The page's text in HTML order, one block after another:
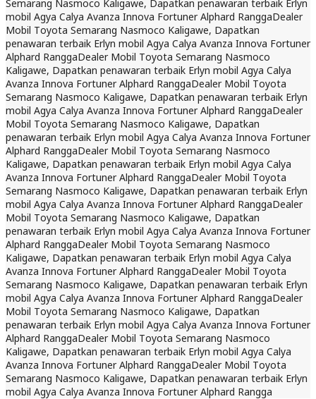
Semarang Nasmoco Kaligawe, Dapatkan penawaran terbaik Erlyn
mobil Agya Calya Avanza Innova Fortuner Alphard RanggaDealer
Mobil Toyota Semarang Nasmoco Kaligawe, Dapatkan
penawaran terbaik Erlyn mobil Agya Calya Avanza Innova Fortuner
Alphard RanggaDealer Mobil Toyota Semarang Nasmoco
Kaligawe, Dapatkan penawaran terbaik Erlyn mobil Agya Calya
Avanza Innova Fortuner Alphard RanggaDealer Mobil Toyota
Semarang Nasmoco Kaligawe, Dapatkan penawaran terbaik Erlyn
mobil Agya Calya Avanza Innova Fortuner Alphard RanggaDealer
Mobil Toyota Semarang Nasmoco Kaligawe, Dapatkan
penawaran terbaik Erlyn mobil Agya Calya Avanza Innova Fortuner
Alphard RanggaDealer Mobil Toyota Semarang Nasmoco
Kaligawe, Dapatkan penawaran terbaik Erlyn mobil Agya Calya
Avanza Innova Fortuner Alphard RanggaDealer Mobil Toyota
Semarang Nasmoco Kaligawe, Dapatkan penawaran terbaik Erlyn
mobil Agya Calya Avanza Innova Fortuner Alphard RanggaDealer
Mobil Toyota Semarang Nasmoco Kaligawe, Dapatkan
penawaran terbaik Erlyn mobil Agya Calya Avanza Innova Fortuner
Alphard RanggaDealer Mobil Toyota Semarang Nasmoco
Kaligawe, Dapatkan penawaran terbaik Erlyn mobil Agya Calya
Avanza Innova Fortuner Alphard RanggaDealer Mobil Toyota
Semarang Nasmoco Kaligawe, Dapatkan penawaran terbaik Erlyn
mobil Agya Calya Avanza Innova Fortuner Alphard RanggaDealer
Mobil Toyota Semarang Nasmoco Kaligawe, Dapatkan
penawaran terbaik Erlyn mobil Agya Calya Avanza Innova Fortuner
Alphard RanggaDealer Mobil Toyota Semarang Nasmoco
Kaligawe, Dapatkan penawaran terbaik Erlyn mobil Agya Calya
Avanza Innova Fortuner Alphard RanggaDealer Mobil Toyota
Semarang Nasmoco Kaligawe, Dapatkan penawaran terbaik Erlyn
mobil Agya Calya Avanza Innova Fortuner Alphard Rangga